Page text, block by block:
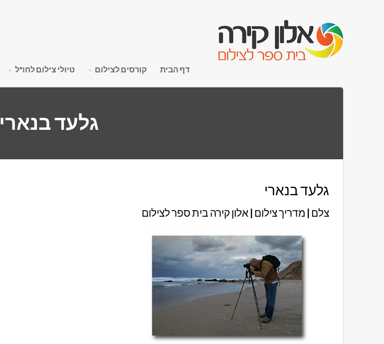
דף הבית קורסים לצילום טיולי צילום לחו"ל
גלעד בנארי
גלעד בנארי
צלם | מדריך צילום | אלון קירה בית ספר לצילום